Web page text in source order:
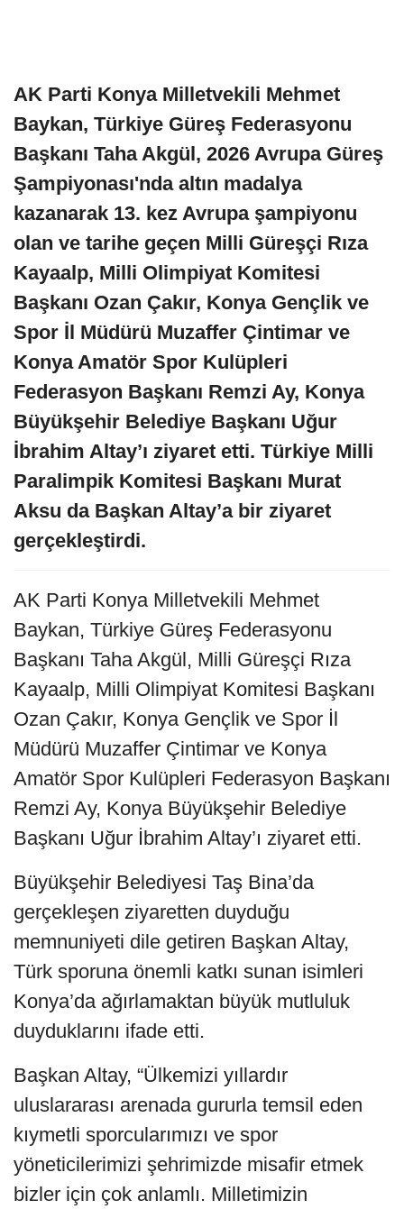
AK Parti Konya Milletvekili Mehmet
Baykan, Türkiye Güreş Federasyonu
Başkanı Taha Akgül, 2026 Avrupa Güreş
Şampiyonası'nda altın madalya
kazanarak 13. kez Avrupa şampiyonu
olan ve tarihe geçen Milli Güreşçi Rıza
Kayaalp, Milli Olimpiyat Komitesi
Başkanı Ozan Çakır, Konya Gençlik ve
Spor İl Müdürü Muzaffer Çintimar ve
Konya Amatör Spor Kulüpleri
Federasyon Başkanı Remzi Ay, Konya
Büyükşehir Belediye Başkanı Uğur
İbrahim Altay’ı ziyaret etti. Türkiye Milli
Paralimpik Komitesi Başkanı Murat
Aksu da Başkan Altay’a bir ziyaret
gerçekleştirdi.
AK Parti Konya Milletvekili Mehmet
Baykan, Türkiye Güreş Federasyonu
Başkanı Taha Akgül, Milli Güreşçi Rıza
Kayaalp, Milli Olimpiyat Komitesi Başkanı
Ozan Çakır, Konya Gençlik ve Spor İl
Müdürü Muzaffer Çintimar ve Konya
Amatör Spor Kulüpleri Federasyon Başkanı
Remzi Ay, Konya Büyükşehir Belediye
Başkanı Uğur İbrahim Altay’ı ziyaret etti.
Büyükşehir Belediyesi Taş Bina’da
gerçekleşen ziyaretten duyduğu
memnuniyeti dile getiren Başkan Altay,
Türk sporuna önemli katkı sunan isimleri
Konya’da ağırlamaktan büyük mutluluk
duyduklarını ifade etti.
Başkan Altay, “Ülkemizi yıllardır
uluslararası arenada gururla temsil eden
kıymetli sporcularımızı ve spor
yöneticilerimizi şehrimizde misafir etmek
bizler için çok anlamlı. Milletimizin